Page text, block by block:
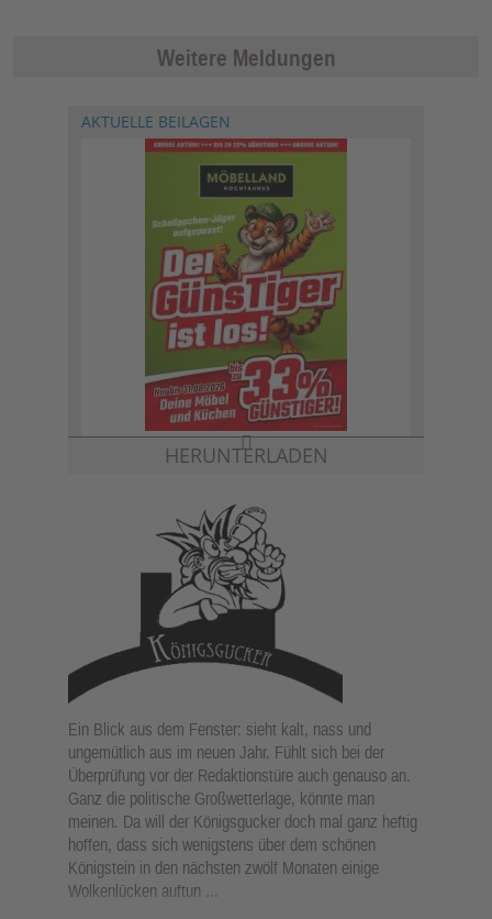
Weitere Meldungen
AKTUELLE BEILAGEN
HERUNTERLADEN
Ein Blick aus dem Fenster: sieht kalt, nass und
ungemütlich aus im neuen Jahr. Fühlt sich bei der
Überprüfung vor der Redaktionstüre auch genauso an.
Ganz die politische Großwetterlage, könnte man
meinen. Da will der Königsgucker doch mal ganz heftig
hoffen, dass sich wenigstens über dem schönen
Königstein in den nächsten zwölf Monaten einige
Wolkenlücken auftun ...